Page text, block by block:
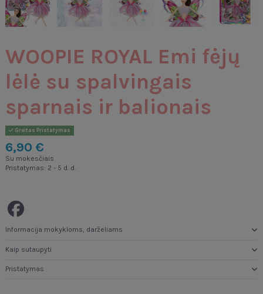
WOOPIE ROYAL Emi fėjų
lėlė su spalvingais
sparnais ir balionais
Greitas Pristatymas
6,90 €
Su mokesčiais
Pristatymas: 2 - 5 d. d.
Informacija mokykloms, darželiams
Kaip sutaupyti
Pristatymas